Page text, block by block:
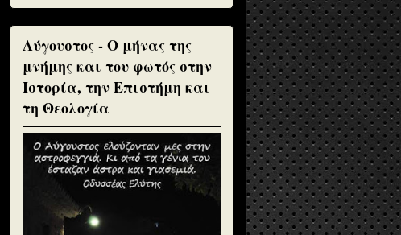
Αύγουστος - Ο μήνας της
μνήμης και του φωτός στην
Ιστορία, την Επιστήμη και
τη Θεολογία